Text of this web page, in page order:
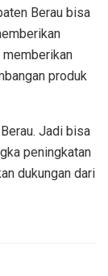
Berau bisa
memberikan
produk
Jadi bisa
peningkatan
dukungan dari